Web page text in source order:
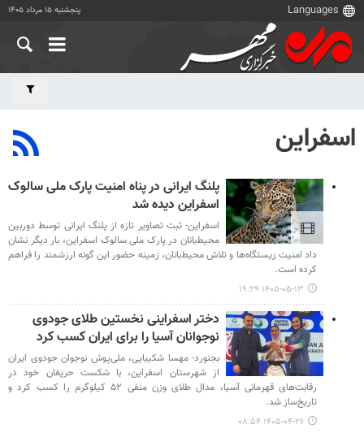
پنجشنبه ۱۵ مرداد ۱۴۰۵
اسفراین
پلنگ ایرانی در پناه امنیت پارک ملی سالوک
اسفراین دیده شد
اسفراین- ثبت تصاویر تازه از پلنگ ایرانی توسط دوربین
محیط‌بانان در پارک ملی سالوک اسفراین، بار دیگر نشان
داد امنیت زیستگاه‌ها و تلاش محیط‌بانان، زمینه حضور این گونه ارزشمند را فراهم
کرده است.
۱۴۰۵-۰۵-۱۳ ۱۹:۲۹
دختر اسفراینی نخستین طلای جودوی
نوجوانان آسیا را برای ایران کسب کرد
بجنورد- مهسا شکیبایی، ملی‌پوش نوجوان جودوی ایران
از شهرستان اسفراین، با شکست حریفان خود در
رقابت‌های قهرمانی آسیا، مدال طلای وزن منفی ۵۲ کیلوگرم را کسب کرد و
تاریخ‌ساز شد.
۱۴۰۵-۰۴-۲۶ ۰۸:۵۴